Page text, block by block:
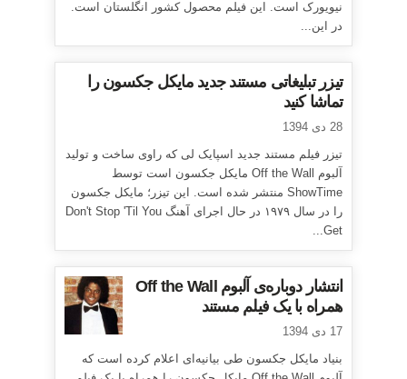
نیویورک است. این فیلم محصول کشور انگلستان است.
در این...
تیزر تبلیغاتی مستند جدید مایکل جکسون را
تماشا کنید
28 دی 1394
تیزر فیلم مستند جدید اسپایک لی که راوی ساخت و تولید
آلبوم Off the Wall مایکل جکسون است توسط
ShowTime منتشر شده است. این تیزر؛ مایکل جکسون
را در سال ۱۹۷۹ در حال اجرای آهنگ Don't Stop 'Til You
Get...
انتشار دوباره‌ی آلبوم Off the Wall
همراه با یک فیلم مستند
17 دی 1394
بنیاد مایکل جکسون طی بیانیه‌ای اعلام کرده است که